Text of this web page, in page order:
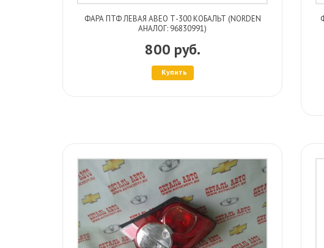
ФАРА ПТФ ЛЕВАЯ АВЕО Т-300 КОБАЛЬТ (NORDEN
АНАЛОГ: 96830991)
800 руб.
Купить